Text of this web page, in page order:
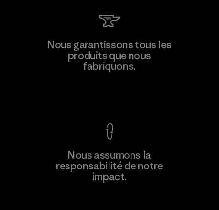
plus
TAV Limited
Nous garantissons tous les
produits que nous
fabriquons.
Nous assumons la
responsabilité de notre
impact.